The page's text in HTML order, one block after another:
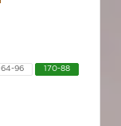
164-96 170-88